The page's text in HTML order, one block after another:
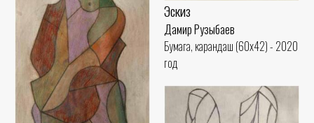
Эскиз
Дамир Рузыбаев
Бумага, карандаш (60x42) - 2020
год